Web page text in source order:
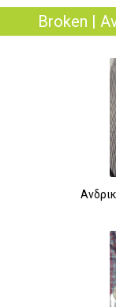
Broken |